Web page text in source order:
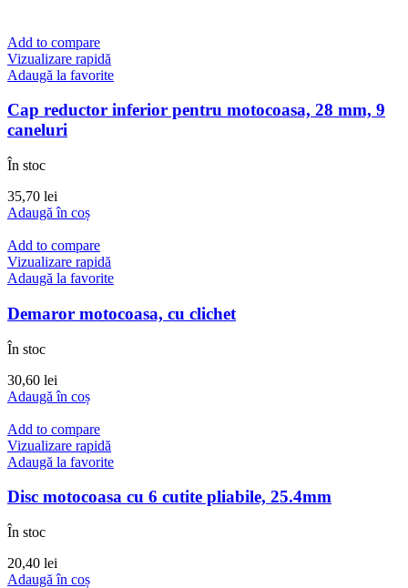
Add to compare
Vizualizare rapidă
Adaugă la favorite
Cap reductor inferior pentru motocoasa, 28 mm, 9
caneluri
În stoc
35,70 lei
Adaugă în coș
Add to compare
Vizualizare rapidă
Adaugă la favorite
Demaror motocoasa, cu clichet
În stoc
30,60 lei
Adaugă în coș
Add to compare
Vizualizare rapidă
Adaugă la favorite
Disc motocoasa cu 6 cutite pliabile, 25.4mm
În stoc
20,40 lei
Adaugă în coș